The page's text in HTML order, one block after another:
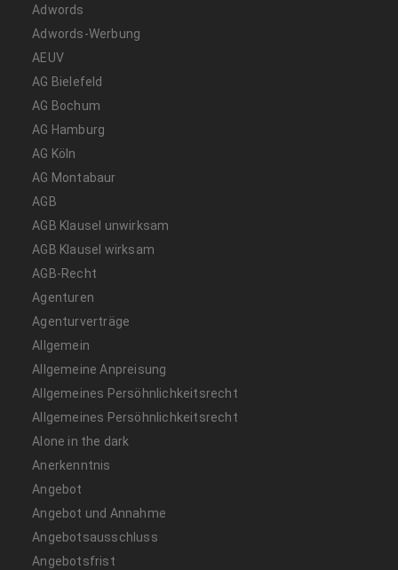
Adwords
Adwords-Werbung
AEUV
AG Bielefeld
AG Bochum
AG Hamburg
AG Köln
AG Montabaur
AGB
AGB Klausel unwirksam
AGB Klausel wirksam
AGB-Recht
Agenturen
Agenturverträge
Allgemein
Allgemeine Anpreisung
Allgemeines Persöhnlichkeitsrecht
Allgemeines Persöhnlichkeitsrecht
Alone in the dark
Anerkenntnis
Angebot
Angebot und Annahme
Angebotsausschluss
Angebotsfrist